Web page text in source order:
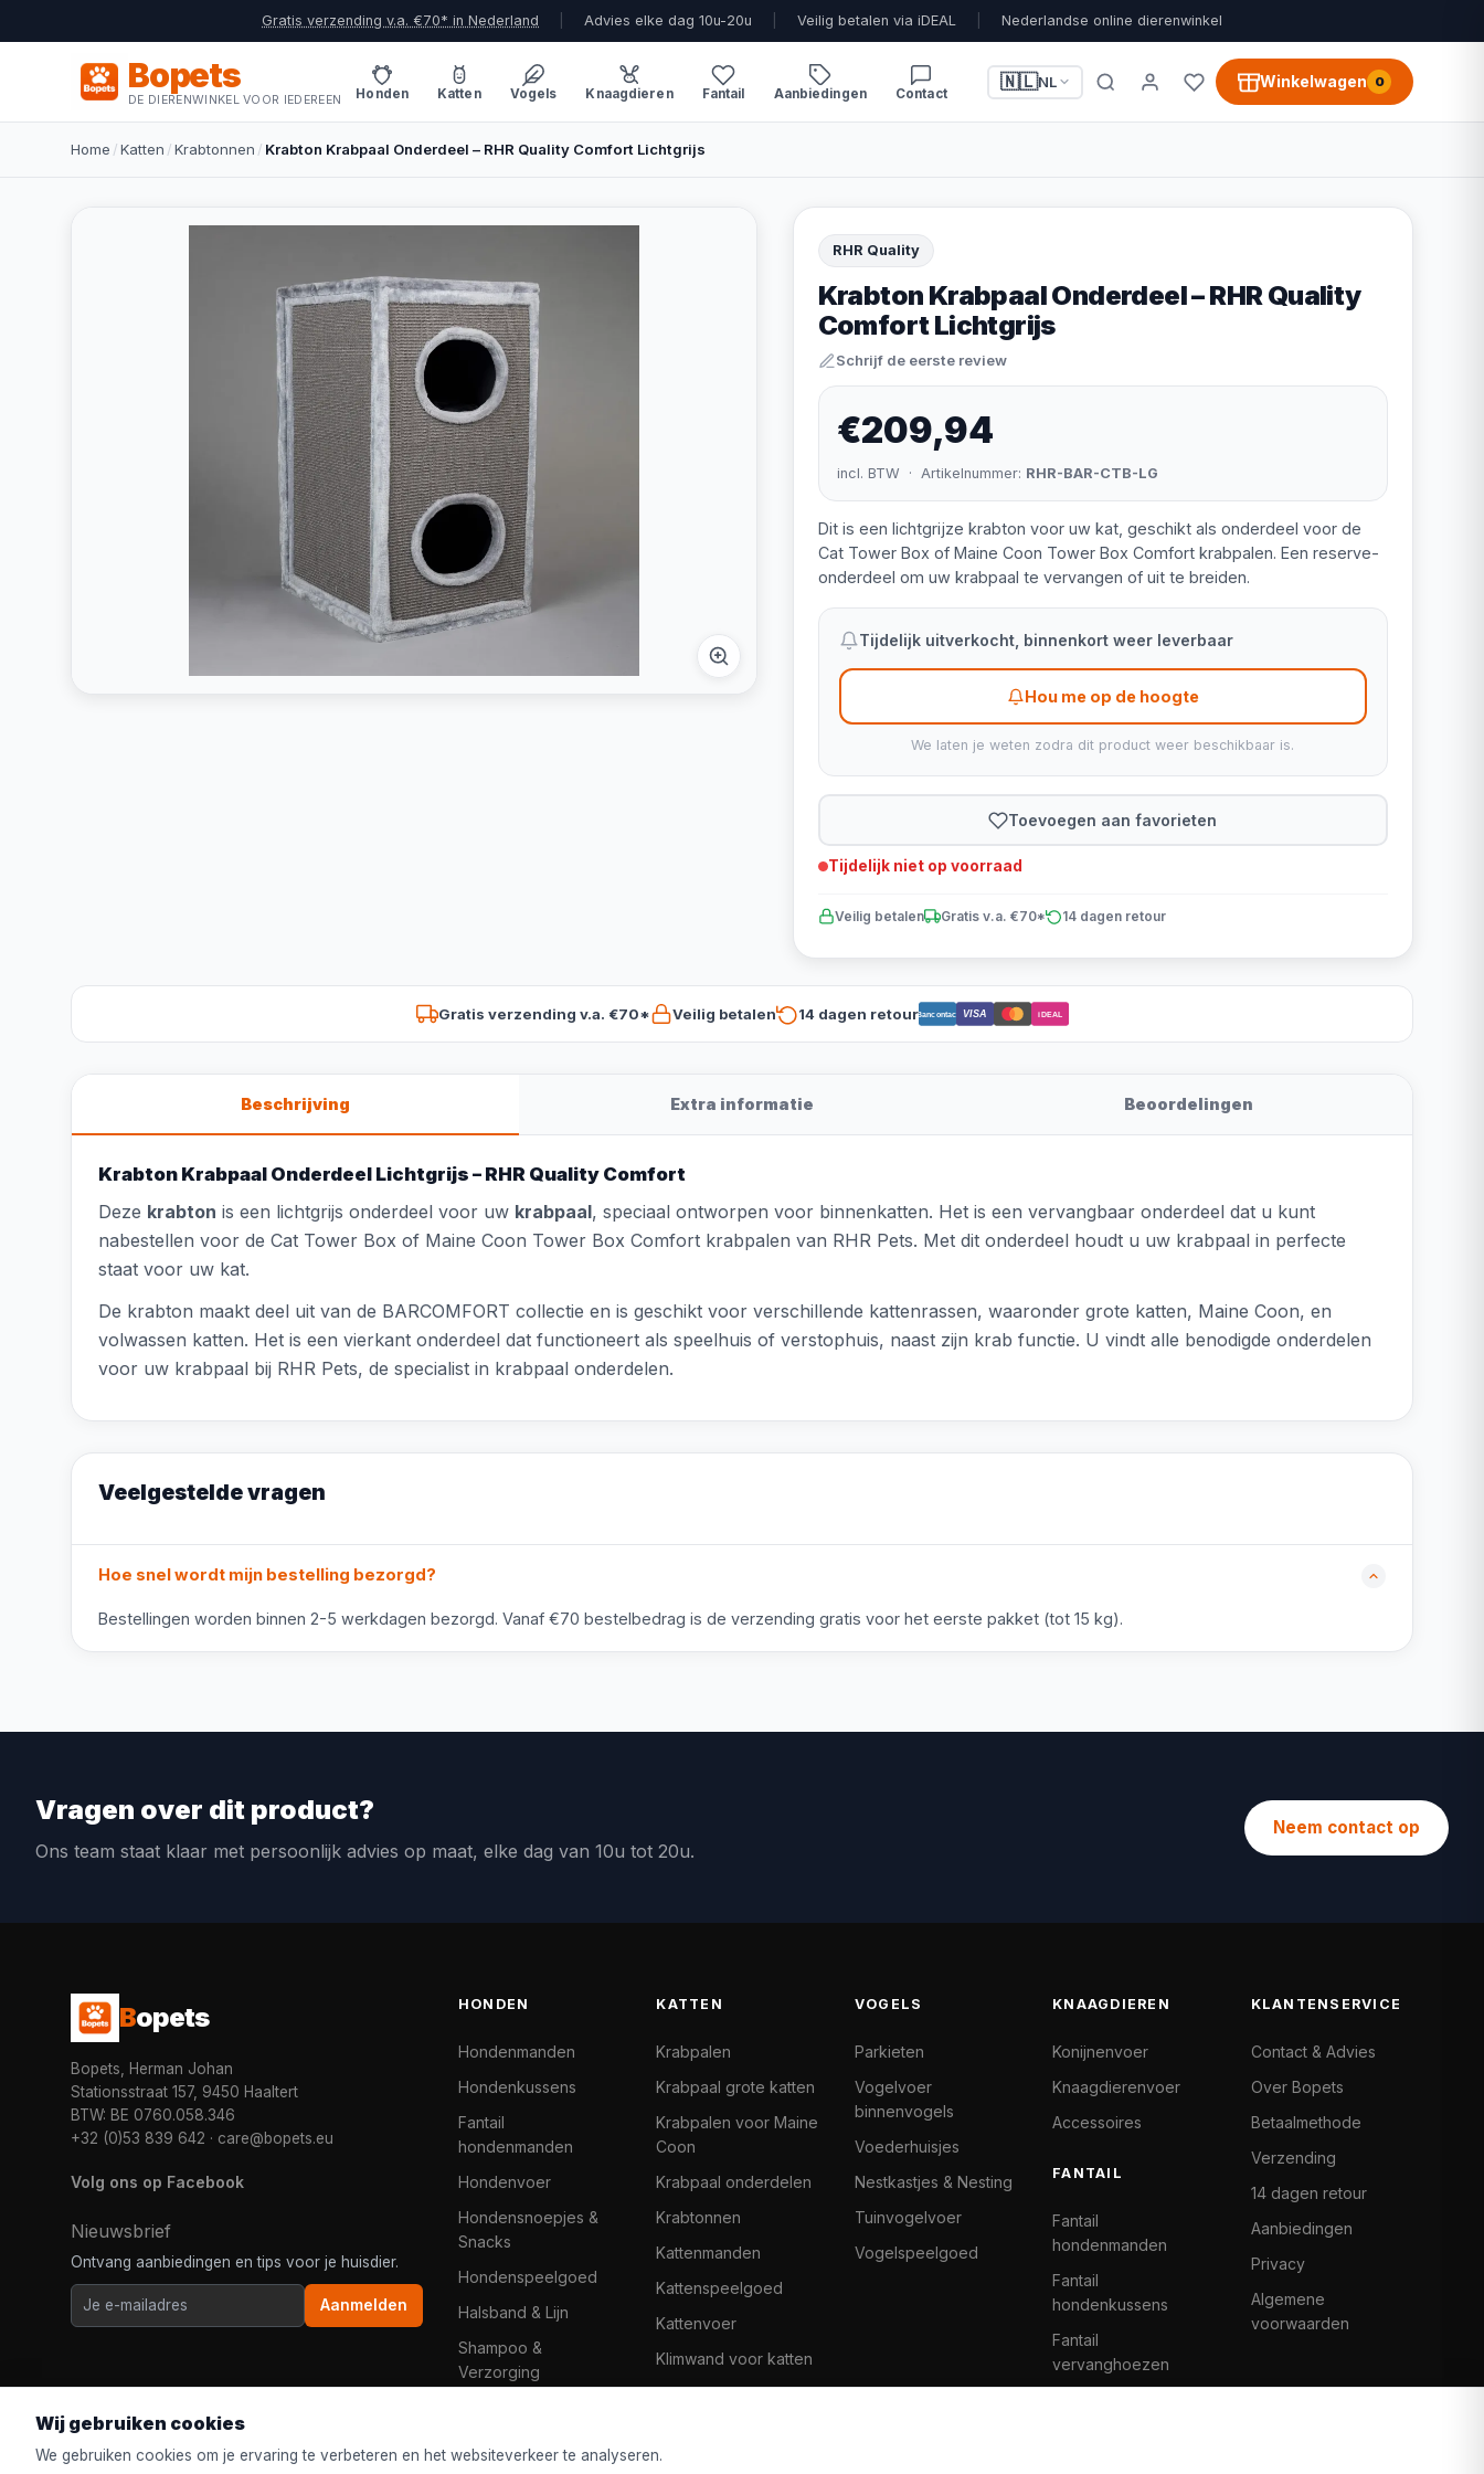
Gratis verzending v.a. €70* in Nederland Advies elke dag 10u-20u Veilig betalen via iDEAL Nederlandse online dierenwinkel
Bopets
DE DIERENWINKEL VOOR IEDEREEN Honden Katten Vogels Knaagdieren Fantail Aanbiedingen Contact
🇳🇱NL Winkelwagen 0
Home /Katten /Krabtonnen / Krabton Krabpaal Onderdeel – RHR Quality Comfort Lichtgrijs
RHR Quality
Krabton Krabpaal Onderdeel – RHR Quality
Comfort Lichtgrijs
Schrijf de eerste review
€209,94
incl. BTW · Artikelnummer: RHR-BAR-CTB-LG
Dit is een lichtgrijze krabton voor uw kat, geschikt als onderdeel voor de
Cat Tower Box of Maine Coon Tower Box Comfort krabpalen. Een reserve-
onderdeel om uw krabpaal te vervangen of uit te breiden.
Tijdelijk uitverkocht, binnenkort weer leverbaar
Hou me op de hoogte
We laten je weten zodra dit product weer beschikbaar is.
Toevoegen aan favorieten
Tijdelijk niet op voorraad
Veilig betalen Gratis v.a. €70* 14 dagen retour
Gratis verzending v.a. €70* Veilig betalen 14 dagen retourBancontact VISA iDEAL
Beschrijving Extra informatie Beoordelingen
Krabton Krabpaal Onderdeel Lichtgrijs – RHR Quality Comfort
Deze krabton is een lichtgrijs onderdeel voor uw krabpaal, speciaal ontworpen voor binnenkatten. Het is een vervangbaar onderdeel dat u kunt
nabestellen voor de Cat Tower Box of Maine Coon Tower Box Comfort krabpalen van RHR Pets. Met dit onderdeel houdt u uw krabpaal in perfecte
staat voor uw kat.
De krabton maakt deel uit van de BARCOMFORT collectie en is geschikt voor verschillende kattenrassen, waaronder grote katten, Maine Coon, en
volwassen katten. Het is een vierkant onderdeel dat functioneert als speelhuis of verstophuis, naast zijn krab functie. U vindt alle benodigde onderdelen
voor uw krabpaal bij RHR Pets, de specialist in krabpaal onderdelen.
Veelgestelde vragen
Hoe snel wordt mijn bestelling bezorgd?
Bestellingen worden binnen 2-5 werkdagen bezorgd. Vanaf €70 bestelbedrag is de verzending gratis voor het eerste pakket (tot 15 kg).
Vragen over dit product?
Ons team staat klaar met persoonlijk advies op maat, elke dag van 10u tot 20u.
Neem contact op
Bopets
Bopets, Herman Johan
Stationsstraat 157, 9450 Haaltert
BTW: BE 0760.058.346
+32 (0)53 839 642 · care@bopets.eu
Volg ons op Facebook
Nieuwsbrief
Ontvang aanbiedingen en tips voor je huisdier.
Aanmelden
HONDEN
Hondenmanden
Hondenkussens
Fantail
hondenmanden
Hondenvoer
Hondensnoepjes &
Snacks
Hondenspeelgoed
Halsband & Lijn
Shampoo &
Verzorging
KATTEN
Krabpalen
Krabpaal grote katten
Krabpalen voor Maine
Coon
Krabpaal onderdelen
Krabtonnen
Kattenmanden
Kattenspeelgoed
Kattenvoer
Klimwand voor katten
VOGELS
Parkieten
Vogelvoer
binnenvogels
Voederhuisjes
Nestkastjes & Nesting
Tuinvogelvoer
Vogelspeelgoed
KNAAGDIEREN
Konijnenvoer
Knaagdierenvoer
Accessoires
FANTAIL
Fantail
hondenmanden
Fantail
hondenkussens
Fantail
vervanghoezen
KLANTENSERVICE
Contact & Advies
Over Bopets
Betaalmethode
Verzending
14 dagen retour
Aanbiedingen
Privacy
Algemene
voorwaarden
Wij gebruiken cookies
We gebruiken cookies om je ervaring te verbeteren en het websiteverkeer te analyseren.